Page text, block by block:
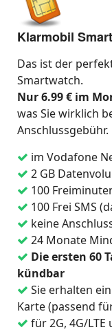
Klarmobil
Das ist der
Smartwatch.
Nur 6.99 € im
was Sie wirklich
Anschlussgebühr.
im Vodafone
2 GB
100
100 Frei SMS
keine
24 Monate
Die ersten 60
kündbar
Sie erhalten
Karte (passend
für 2G, 4G/